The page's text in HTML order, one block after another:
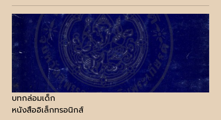
บทกล่อมเด็ก
หนังสืออิเล็กทรอนิกส์